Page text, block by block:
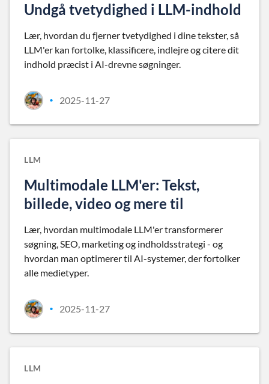
Undgå tvetydighed i LLM-indhold
Lær, hvordan du fjerner tvetydighed i dine tekster, så
LLM'er kan fortolke, klassificere, indlejre og citere dit
indhold præcist i AI-drevne søgninger.
• 2025-11-27
LLM
Multimodale LLM'er: Tekst,
billede, video og mere til
Lær, hvordan multimodale LLM'er transformerer
søgning, SEO, marketing og indholdsstrategi - og
hvordan man optimerer til AI-systemer, der fortolker
alle medietyper.
• 2025-11-27
LLM